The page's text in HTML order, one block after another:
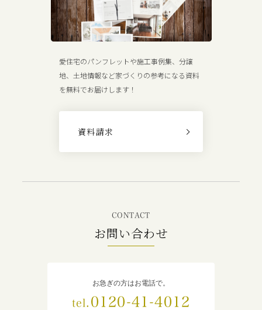
愛住宅のパンフレットや施工事例集、分譲
地、土地情報など家づくりの参考になる資料
を無料でお届けします！
資料請求
CONTACT
お問い合わせ
お急ぎの方はお電話で。
tel. 0120-41-4012